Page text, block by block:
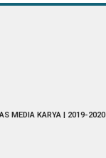
MEDIA KARYA | 2019-2020